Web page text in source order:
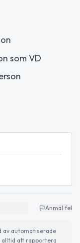
som VD
Anmäl fel
av automatiserade
alltid att rapportera